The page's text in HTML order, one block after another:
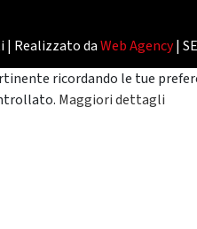
Realizzato daWeb Agency|
ricordando le tue
Maggiori dettagli